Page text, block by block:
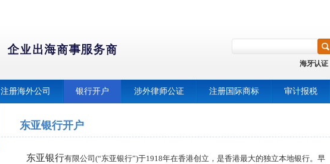
海牙认证
注册海外公司 银行开户 涉外律师公证 注册国际商标 审计报税
东亚银行开户
东亚银行有限公司 (“东亚银行”)于1918年在香港创立，是香港最大的独立本地银行。早